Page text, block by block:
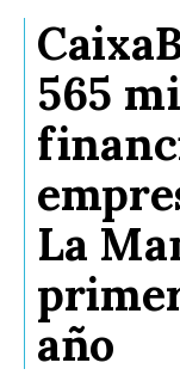
565
La
año